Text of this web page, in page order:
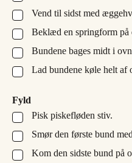
▢
Vend til sidst med
▢
Beklæd en springform på
▢
Bundene bages midt i
▢
Lad bundene køle helt af
Fyld
▢
Pisk piskefløden stiv.
▢
Smør den første bund
▢
Kom den sidste bund på